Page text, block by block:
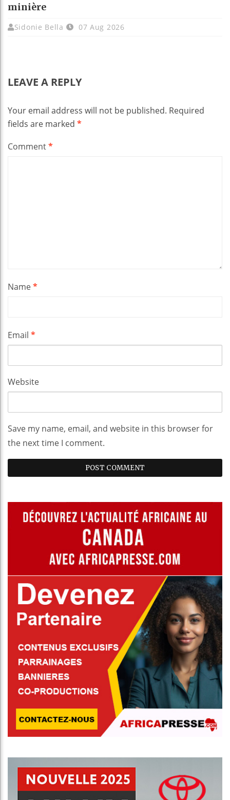
minière
Sidonie Bella 07 Aug 2026
LEAVE A REPLY
Your email address will not be published. Required
fields are marked *
Comment*
Name*
Email *
Website
Save my name, email, and website in this browser for
the next time I comment.